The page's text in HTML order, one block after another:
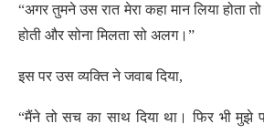
“अगर तुमने उस रात मेरा कहा मान लिया होता
होती और सोना मिलता सो अलग।”
इस पर उस व्यक्ति ने जवाब दिया,
“मैंने तो सच का साथ दिया था। फिर भी मुझे